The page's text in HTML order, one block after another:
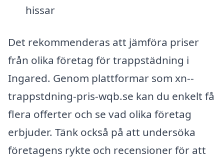
hissar
Det rekommenderas att jämföra priser
från olika företag för trappstädning i
Ingared. Genom plattformar som xn--
trappstdning-pris-wqb.se kan du enkelt få
flera offerter och se vad olika företag
erbjuder. Tänk också på att undersöka
företagens rykte och recensioner för att